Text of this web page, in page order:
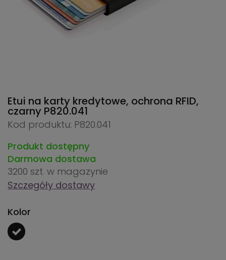
Etui na karty kredytowe, ochrona RFID,
czarny P820.041
Kod produktu: P820.041
Produkt dostępny
Darmowa dostawa
3200 szt. w magazynie
Szczegóły dostawy
Kolor